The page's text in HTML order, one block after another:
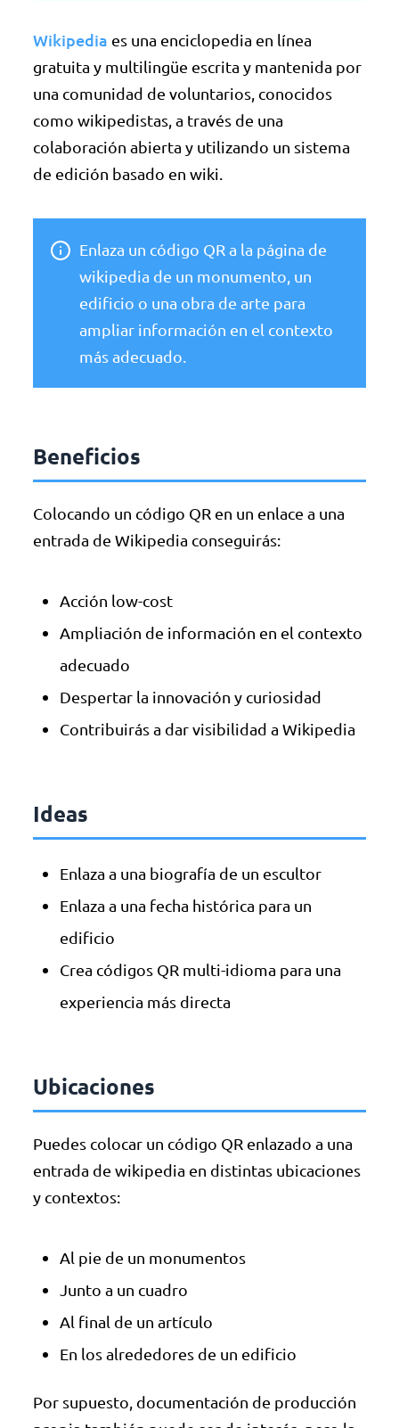
Wikipedia es una enciclopedia en línea
gratuita y multilingüe escrita y mantenida por
una comunidad de voluntarios, conocidos
como wikipedistas, a través de una
colaboración abierta y utilizando un sistema
de edición basado en wiki.
Enlaza un código QR a la página de
wikipedia de un monumento, un
edificio o una obra de arte para
ampliar información en el contexto
más adecuado.
Beneficios
Colocando un código QR en un enlace a una
entrada de Wikipedia conseguirás:
Acción low-cost
Ampliación de información en el contexto
adecuado
Despertar la innovación y curiosidad
Contribuirás a dar visibilidad a Wikipedia
Ideas
Enlaza a una biografía de un escultor
Enlaza a una fecha histórica para un
edificio
Crea códigos QR multi-idioma para una
experiencia más directa
Ubicaciones
Puedes colocar un código QR enlazado a una
entrada de wikipedia en distintas ubicaciones
y contextos:
Al pie de un monumentos
Junto a un cuadro
Al final de un artículo
En los alrededores de un edificio
Por supuesto, documentación de producción